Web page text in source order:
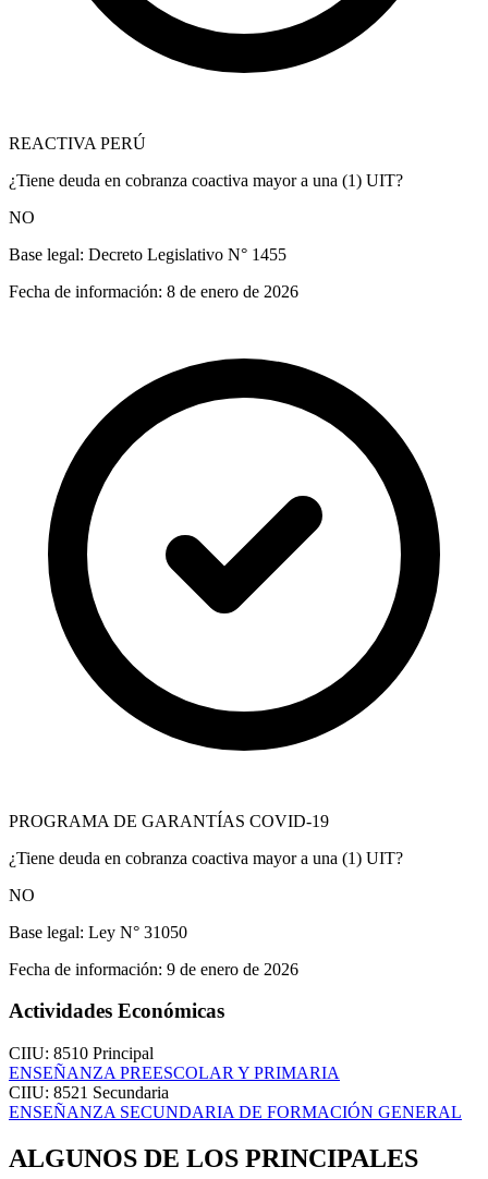
REACTIVA PERÚ
¿Tiene deuda en cobranza coactiva mayor a una (1) UIT?
NO
Base legal: Decreto Legislativo N° 1455
Fecha de información: 8 de enero de 2026
PROGRAMA DE GARANTÍAS COVID-19
¿Tiene deuda en cobranza coactiva mayor a una (1) UIT?
NO
Base legal: Ley N° 31050
Fecha de información: 9 de enero de 2026
Actividades Económicas
CIIU: 8510 Principal
ENSEÑANZA PREESCOLAR Y PRIMARIA
CIIU: 8521 Secundaria
ENSEÑANZA SECUNDARIA DE FORMACIÓN GENERAL
ALGUNOS DE LOS PRINCIPALES